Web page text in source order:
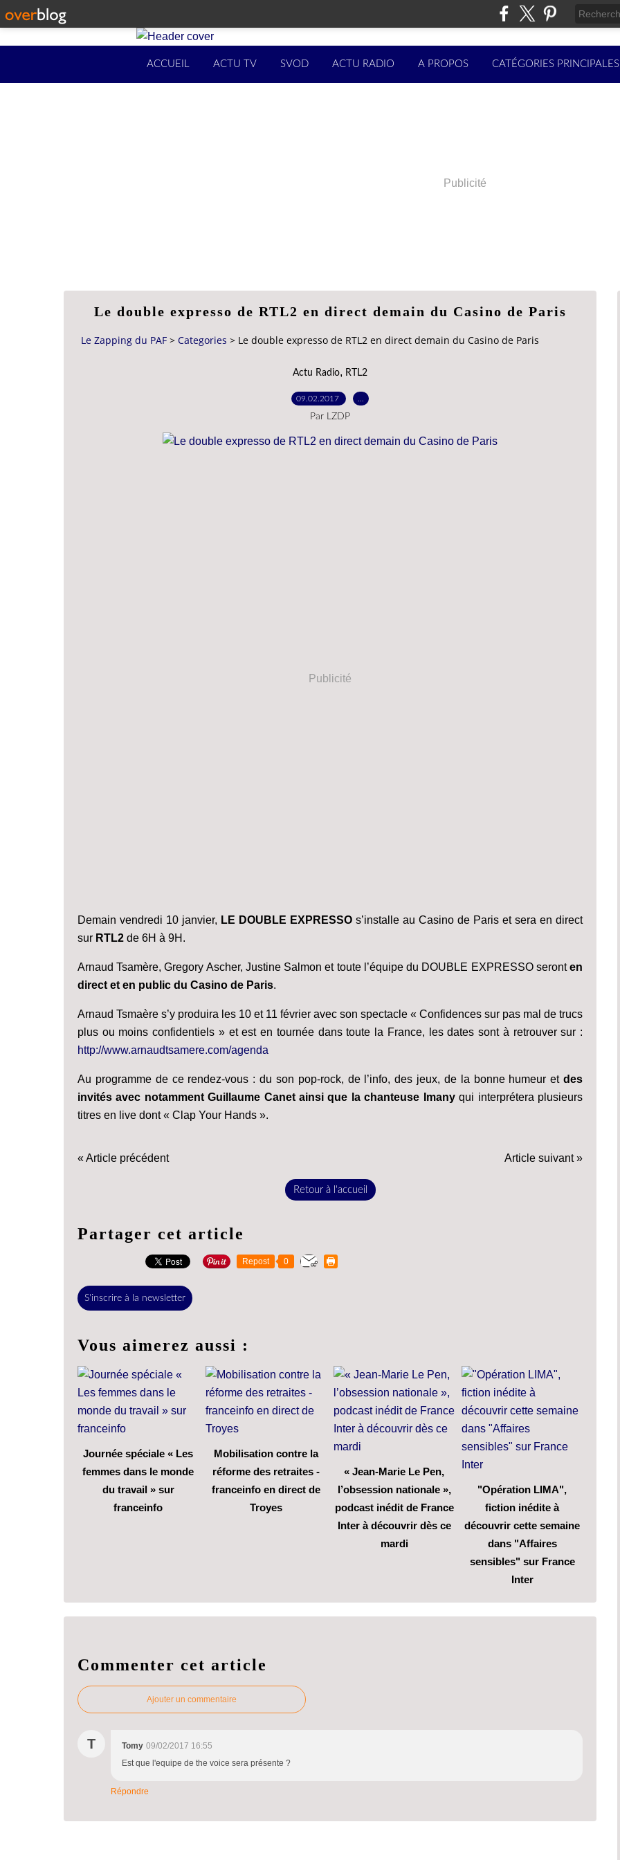
ACCUEIL ACTU TV SVOD ACTU RADIO A PROPOS CATÉGORIES PRINCIPALES
Publicité
Le double expresso de RTL2 en direct demain du Casino de Paris
Le Zapping du PAF > Categories > Le double expresso de RTL2 en direct demain du Casino de Paris
Actu Radio, RTL2
09.02.2017
Par LZDP
Publicité
Demain vendredi 10 janvier, LE DOUBLE EXPRESSO s’installe au Casino de Paris et sera en direct
sur RTL2 de 6H à 9H.
Arnaud Tsamère, Gregory Ascher, Justine Salmon et toute l’équipe du DOUBLE EXPRESSO seronten
direct et en public du Casino de Paris.
Arnaud Tsmaère s’y produira les 10 et 11 février avec son spectacle « Confidences sur pas mal de trucs
plus ou moins confidentiels » et est en tournée dans toute la France, les dates sont à retrouver sur :
http://www.arnaudtsamere.com/agenda
Au programme de ce rendez-vous : du son pop-rock, de l’info, des jeux, de la bonne humeur et des
invités avec notamment Guillaume Canet ainsi que la chanteuse Imanyqui interprétera plusieurs
titres en live dont « Clap Your Hands ».
« Article précédent Article suivant »
Retour à l'accueil
Partager cet article
Repost 0
S'inscrire à la newsletter
Vous aimerez aussi :
Journée spéciale « Les
femmes dans le monde
du travail » sur
franceinfo
Mobilisation contre la
réforme des retraites -
franceinfo en direct de
Troyes
« Jean-Marie Le Pen,
l’obsession nationale »,
podcast inédit de France
Inter à découvrir dès ce
mardi
"Opération LIMA",
fiction inédite à
découvrir cette semaine
dans "Affaires
sensibles" sur France
Inter
Commenter cet article
Ajouter un commentaire
T Tomy 09/02/2017 16:55
Est que l'equipe de the voice sera présente ?
Répondre